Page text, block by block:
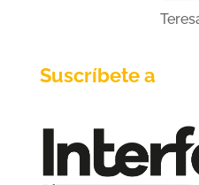
Suscríbete a